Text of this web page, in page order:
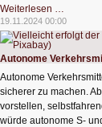
Weiterlesen …
Gangster
klauen
Geld
Black
19.11.2024 00:00
Autonome
Autonome
sicherer zu machen.
vorstellen,
würde autonome S-